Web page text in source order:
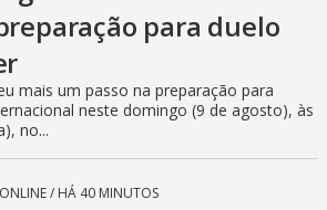
para duelo
mais um passo na preparação para
neste domingo (9 de agosto), às
no...
/ HÁ 40 MINUTOS